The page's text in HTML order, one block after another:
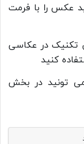
عکس را با فرمت
تکنیک در عکاسی
کنید
تونید در بخش